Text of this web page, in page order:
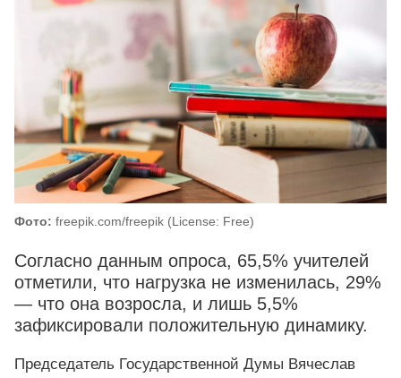
Фото: freepik.com/freepik (License: Free)
Согласно данным опроса, 65,5% учителей
отметили, что нагрузка не изменилась, 29%
— что она возросла, и лишь 5,5%
зафиксировали положительную динамику.
Председатель Государственной Думы Вячеслав